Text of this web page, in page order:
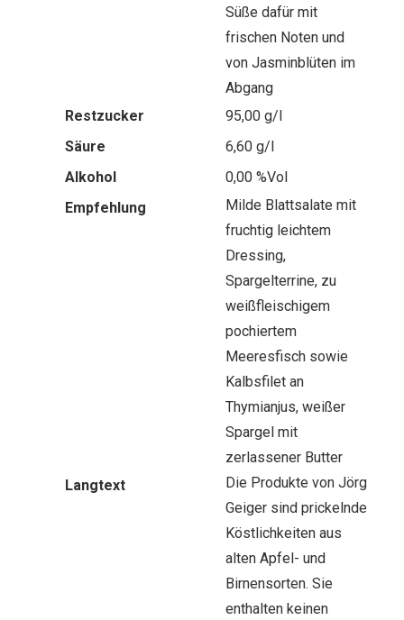
Süße dafür mit
frischen Noten und
von Jasminblüten im
Abgang
Restzucker
95,00 g/l
Säure
6,60 g/l
Alkohol
0,00 %Vol
Empfehlung
Milde Blattsalate mit
fruchtig leichtem
Dressing,
Spargelterrine, zu
weißfleischigem
pochiertem
Meeresfisch sowie
Kalbsfilet an
Thymianjus, weißer
Spargel mit
zerlassener Butter
Langtext
Die Produkte von Jörg
Geiger sind prickelnde
Köstlichkeiten aus
alten Apfel- und
Birnensorten. Sie
enthalten keinen